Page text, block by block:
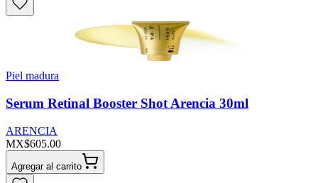
Piel madura
Serum Retinal Booster Shot Arencia 30ml
ARENCIA
MX$605.00
Agregar al carrito